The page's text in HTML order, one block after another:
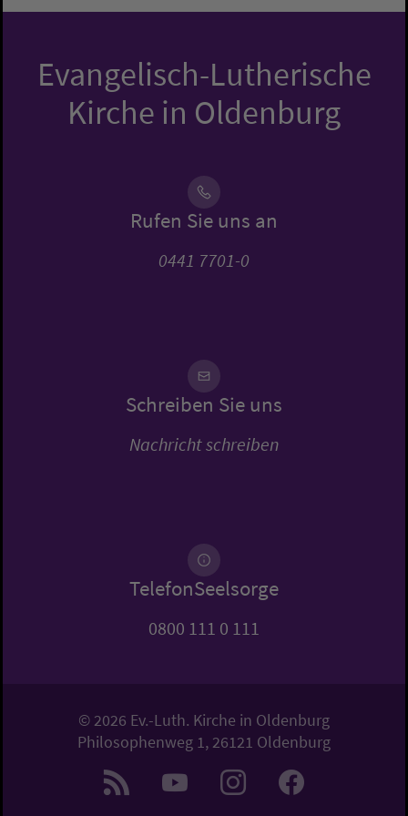
Evangelisch-Lutherische
Kirche in Oldenburg
Rufen Sie uns an
0441 7701-0
Schreiben Sie uns
Nachricht schreiben
TelefonSeelsorge
0800 111 0 111
© 2026 Ev.-Luth. Kirche in Oldenburg
Philosophenweg 1, 26121 Oldenburg